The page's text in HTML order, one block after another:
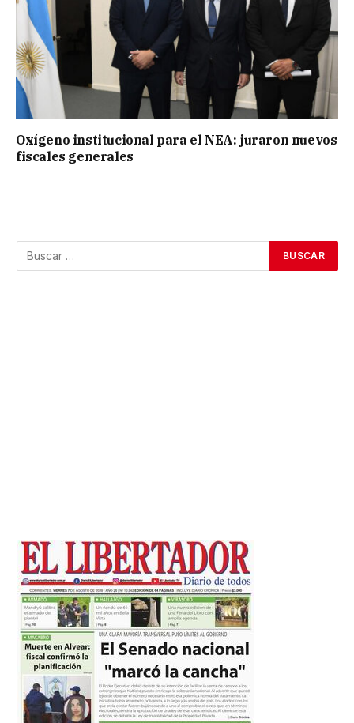
Oxígeno institucional para el NEA: juraron nuevos
fiscales generales